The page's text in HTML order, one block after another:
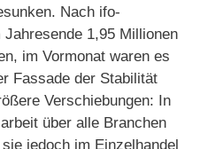
Nach ifo-
1,95 Millionen
im Vormonat waren es
Fassade der Stabilität
Verschiebungen: In
über alle Branchen
jedoch im Einzelhandel